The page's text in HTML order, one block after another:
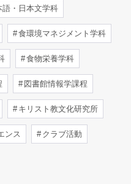
・日本文学科
食環境マネジメント学科
食物栄養学科
図書館情報学課程
キリスト教文化研究所
ンス クラブ活動